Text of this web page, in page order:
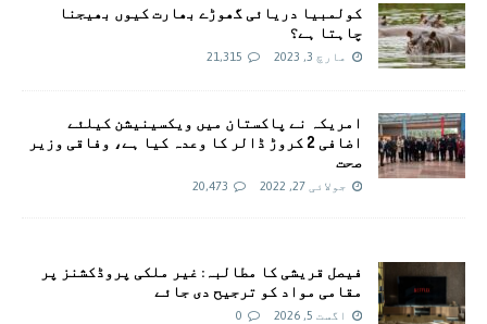
کولمبیا دریائی گھوڑے بھارت کیوں بھیجنا
چاہتا ہے؟
مارچ 3, 2023 21,315
امريکہ نے پاکستان میں ویکسینیشن کیلئے
اضافی 2 کروڑ ڈالر کا وعدہ کیا ہے، وفاقی وزیر
صحت
جولائی 27, 2022 20,473
فیصل قریشی کا مطالبہ: غیر ملکی پروڈکشنز پر
مقامی مواد کو ترجیح دی جائے
اگست 5, 2026 0